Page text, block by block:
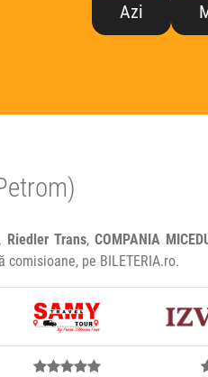
Azi
, Riedler Trans, COMPANIA
pe BILETERIA.ro.